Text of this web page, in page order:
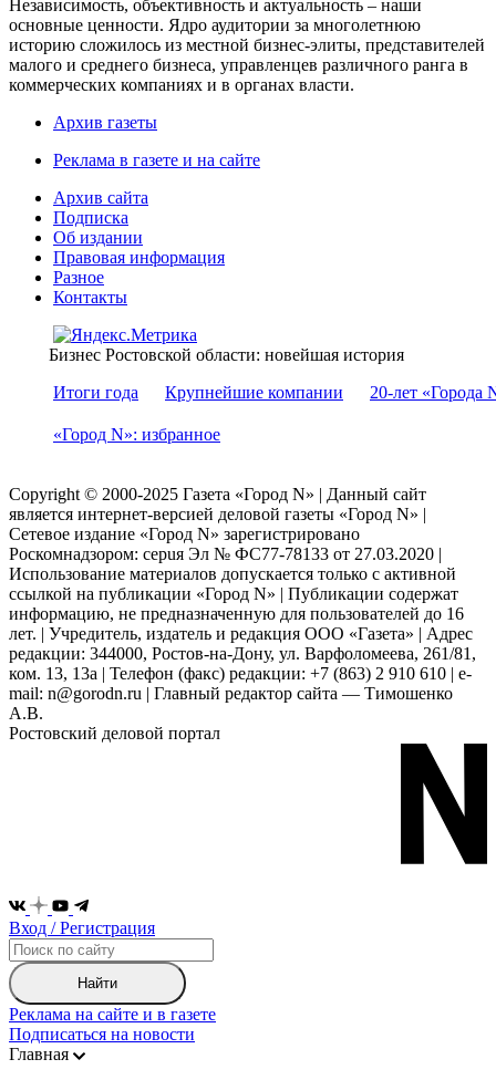
Независимость, объективность и актуальность – наши
основные ценности. Ядро аудитории за многолетнюю
историю сложилось из местной бизнес-элиты, представителей
малого и среднего бизнеса, управленцев различного ранга в
коммерческих компаниях и в органах власти.
Архив газеты
Реклама в газете и на сайте
Архив сайта
Подписка
Об издании
Правовая информация
Разное
Контакты
Бизнес Ростовской области: новейшая история
Итоги года
Крупнейшие компании 20-лет «Города
«Город N»: избранное
Copyright © 2000-2025 Газета «Город N» | Данный сайт
является интернет-версией деловой газеты «Город N» |
Сетевое издание «Город N» зарегистрировано
Роскомнадзором: серuя Эл № ФС77-78133 от 27.03.2020 |
Использование материалов допускается только с активной
ссылкой на публикации «Город N» | Публикации содержат
информацию, не предназначенную для пользователей до 16
лет. | Учредитель, издатель и редакция ООО «Газета» | Адрес
редакции: 344000, Ростов-на-Дону, ул. Варфоломеева, 261/81,
ком. 13, 13а | Телефон (факс) редакции: +7 (863) 2 910 610 | e-
mail: n@gorodn.ru | Главный редактор сайта — Тимошенко
А.В.
Ростовский деловой портал
Вход / Регистрация
Найти
Реклама на сайте и в газете
Подписаться на новости
Главная